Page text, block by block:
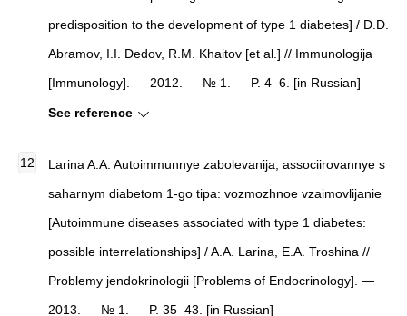
predisposition to the development of type 1 diabetes] / D.D.
Abramov, I.I. Dedov, R.M. Khaitov [et al.] // Immunologija
[Immunology]. — 2012. — № 1. — P. 4–6. [in Russian]
See reference
Larina A.A. Autoimmunnye zabolevanija, associirovannye s
saharnym diabetom 1-go tipa: vozmozhnoe vzaimovlijanie
[Autoimmune diseases associated with type 1 diabetes:
possible interrelationships] / A.A. Larina, E.A. Troshina //
Problemy jendokrinologii [Problems of Endocrinology]. —
2013. — № 1. — P. 35–43. [in Russian]